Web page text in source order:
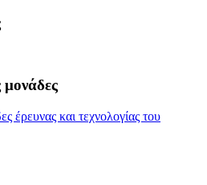
μονάδες
έρευνας και τεχνολογίας του